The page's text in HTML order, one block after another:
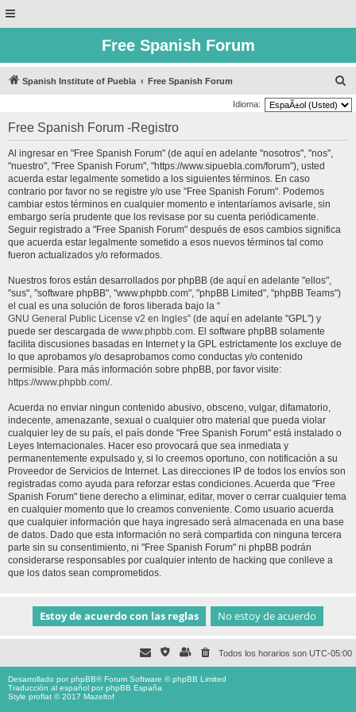
Free Spanish Forum
Spanish Institute of Puebla Free Spanish Forum
u
Idioma:
Free Spanish Forum -Registro
Al ingresar en "Free Spanish Forum" (de aquí en adelante "nosotros", "nos",
"nuestro", "Free Spanish Forum", "https://www.sipuebla.com/forum"), usted
acuerda estar legalmente sometido a los siguientes términos. En caso
contrario por favor no se registre y/o use "Free Spanish Forum". Podemos
cambiar estos términos en cualquier momento e intentaríamos avisarle, sin
embargo sería prudente que los revisase por su cuenta periódicamente.
Seguir registrado a "Free Spanish Forum" después de esos cambios significa
que acuerda estar legalmente sometido a esos nuevos términos tal como
fueron actualizados y/o reformados.
Nuestros foros están desarrollados por phpBB (de aquí en adelante "ellos",
"sus", "software phpBB", "www.phpbb.com", "phpBB Limited", "phpBB Teams")
el cual es una solución de foros liberada bajo la “
GNU General Public License v2 en Ingles” (de aquí en adelante "GPL") y
puede ser descargada de www.phpbb.com. El software phpBB solamente
facilita discusiones basadas en Internet y la GPL estrictamente los excluye de
lo que aprobamos y/o desaprobamos como conductas y/o contenido
permisible. Para más información sobre phpBB, por favor visite:
https://www.phpbb.com/.
Acuerda no enviar ningun contenido abusivo, obsceno, vulgar, difamatorio,
indecente, amenazante, sexual o cualquier otro material que pueda violar
cualquier ley de su país, el país donde "Free Spanish Forum" está instalado o
Leyes Internacionales. Hacer eso provocará que sea inmediata y
permanentemente expulsado y, si lo creemos oportuno, con notificación a su
Proveedor de Servicios de Internet. Las direcciones IP de todos los envíos son
registradas como ayuda para reforzar estas condiciones. Acuerda que "Free
Spanish Forum" tiene derecho a eliminar, editar, mover o cerrar cualquier tema
en cualquier momento que lo creamos conveniente. Como usuario acuerda
que cualquier información que haya ingresado será almacenada en una base
de datos. Dado que esta información no será compartida con ninguna tercera
parte sin su consentimiento, ni "Free Spanish Forum" ni phpBB podrán
considerarse responsables por cualquier intento de hacking que conlleve a
que los datos sean comprometidos.
Todos los horarios son UTC-05:00
Desarrollado porphpBB® Forum Software © phpBB Limited
Traducción al español porphpBB España
Style proflat © 2017 Mazeltof